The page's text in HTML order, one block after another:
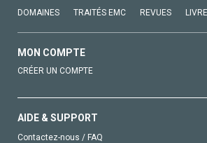
DOMAINES TRAITÉS EMC REVUES
MON COMPTE
CRÉER UN COMPTE
AIDE & SUPPORT
Contactez-nous / FAQ